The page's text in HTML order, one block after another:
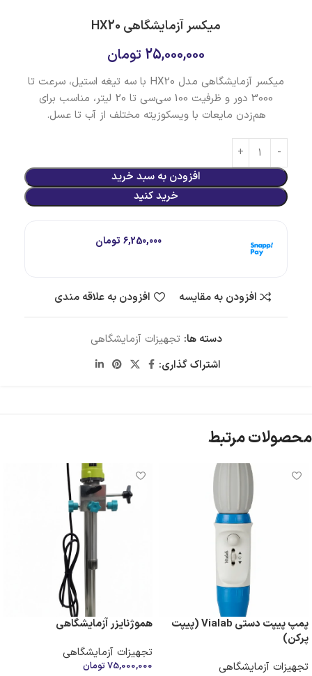
میکسر آزمایشگاهی HX20
25,000,000 تومان
میکسر آزمایشگاهی مدل HX20 با سه تیغه استیل، سرعت تا
3000 دور و ظرفیت 100 سی‌سی تا 20 لیتر، مناسب برای
هم‌زدن مایعات با ویسکوزیته مختلف از آب تا عسل.
افزودن به سبد خرید
خرید کنید
6,250,000 تومان
افزودن به مقایسه افزودن به علاقه مندی
دسته ها: تجهیزات آزمایشگاهی
اشتراک گذاری:
محصولات مرتبط
پمپ پیپت دستی Vialab (پیپت
پرکن)
تجهیزات آزمایشگاهی
هموژنایزر آزمایشگاهی
تجهیزات آزمایشگاهی
75,000,000تومان